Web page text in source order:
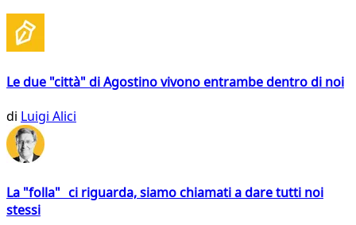
Le due "città" di Agostino vivono entrambe dentro di noi
di Luigi Alici
La "folla" ci riguarda, siamo chiamati a dare tutti noi
stessi